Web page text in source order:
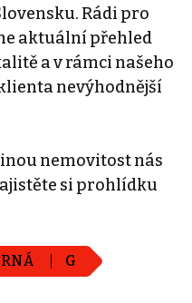
Rádi pro
aktuální přehled
a v rámci našeho
nevýhodnější
nemovitost nás
si prohlídku
G